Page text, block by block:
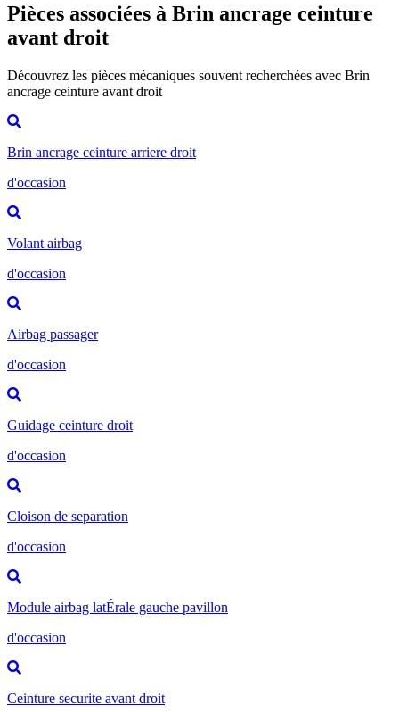
Pièces associées à Brin ancrage ceinture
avant droit
Découvrez les pièces mécaniques souvent recherchées avec Brin
ancrage ceinture avant droit
Brin ancrage ceinture arriere droit
d'occasion
Volant airbag
d'occasion
Airbag passager
d'occasion
Guidage ceinture droit
d'occasion
Cloison de separation
d'occasion
Module airbag latÉrale gauche pavillon
d'occasion
Ceinture securite avant droit